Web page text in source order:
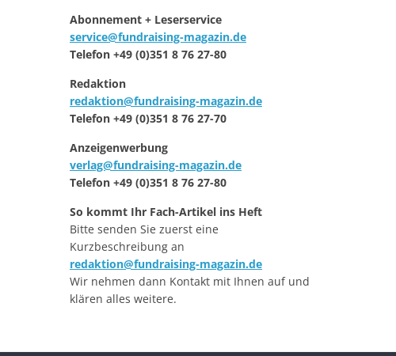
Abonnement + Leserservice
service@fundraising-magazin.de
Telefon +49 (0)351 8 76 27-80
Redaktion
redaktion@fundraising-magazin.de
Telefon +49 (0)351 8 76 27-70
Anzeigenwerbung
verlag@fundraising-magazin.de
Telefon +49 (0)351 8 76 27-80
So kommt Ihr Fach-Artikel ins Heft
Bitte senden Sie zuerst eine
Kurzbeschreibung an
redaktion@fundraising-magazin.de
Wir nehmen dann Kontakt mit Ihnen auf und
klären alles weitere.